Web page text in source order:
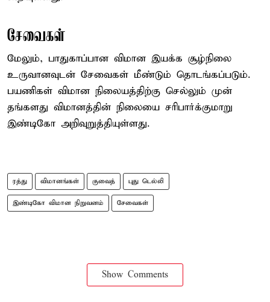
சேவைகள்
மேலும், பாதுகாப்பான விமான இயக்க சூழ்நிலை
உருவானவுடன் சேவைகள் மீண்டும் தொடங்கப்படும்.
பயணிகள் விமான நிலையத்திற்கு செல்லும் முன்
தங்களது விமானத்தின் நிலையை சரிபார்க்குமாறு
இண்டிகோ அறிவுறுத்தியுள்ளது.
ரத்து விமானங்கள் குவைத் புது டெல்லி
இண்டிகோ விமான நிறுவனம் சேவைகள்
Show Comments